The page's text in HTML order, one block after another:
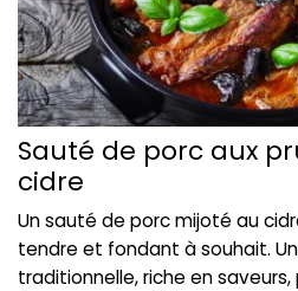
Sauté de porc aux
cidre
Un sauté de porc mijoté au
tendre et fondant à souhait.
traditionnelle, riche en